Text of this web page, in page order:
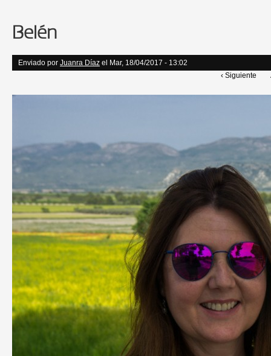
Belén
Enviado por Juanra Díaz el Mar, 18/04/2017 - 13:02
‹ Siguiente